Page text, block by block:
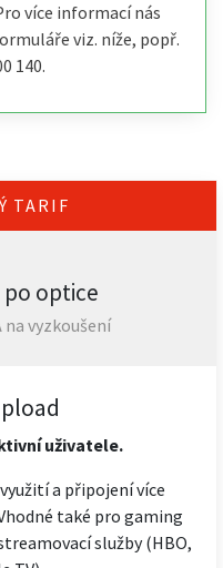
více informací nás
viz. níže, popř.
140.
TARIF
po optice
na vyzkoušení
uživatele.
a připojení více
také pro gaming
služby (HBO,